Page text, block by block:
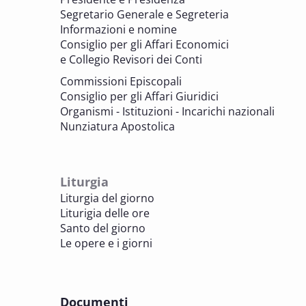
valorizzazione del patrimonio
BENI CULTURALI E EDILIZIA DI CULTO
7 OTTOBRE 2025
Consulta nazionale Beni culturali e Edilizia
di culto
BENI CULTURALI E EDILIZIA DI CULTO
sezione Edilizia di culto
BENI CULTURALI E EDILIZIA DI CULTO
8 OTTOBRE 2025
Incontro online dei Direttori diocesani,
Segretario Generale e Segreteria
Informazioni e nomine
Consiglio per gli Affari Economici
e Collegio Revisori dei Conti
Commissioni Episcopali
Consiglio per gli Affari Giuridici
Organismi - Istituzioni - Incarichi nazionali
Nunziatura Apostolica
Liturgia
Liturgia del giorno
Liturigia delle ore
Santo del giorno
Le opere e i giorni
Documenti